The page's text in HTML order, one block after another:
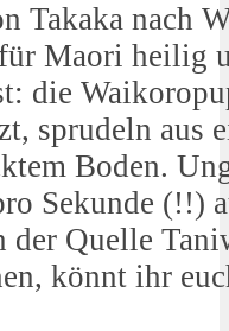
Takaka nach
Maori heilig
die
sprudeln aus
Boden.
Sekunde (!!)
der Quelle
könnt ihr